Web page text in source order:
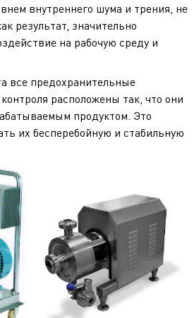
внутреннего шума и трения, не
результат, значительно
на рабочую среду и
все предохранительные
расположены так, что они
продуктом. Это
их бесперебойную и стабильную